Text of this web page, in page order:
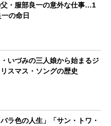
父・服部良一の意外な仕事…1
の命日
いづみの三人娘から始まるジ
スマス・ソングの歴史
バラ色の人生」「サン・トワ・